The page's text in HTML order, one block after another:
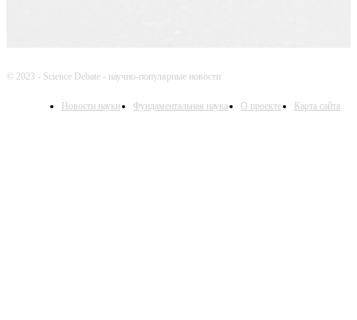
© 2023 - Science Debate - научно-популярные новости
Новости науки Фундаментальная наука О проекте Карта сайта